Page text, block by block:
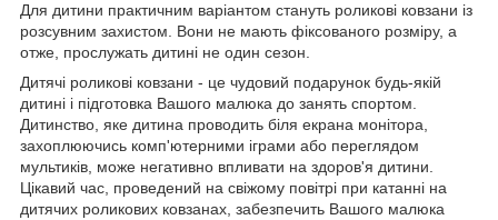
Для дитини практичним варіантом стануть роликові ковзани із
розсувним захистом. Вони не мають фіксованого розміру, а
отже, прослужать дитині не один сезон.
Дитячі роликові ковзани - це чудовий подарунок будь-якій
дитині і підготовка Вашого малюка до занять спортом.
Дитинство, яке дитина проводить біля екрана монітора,
захоплюючись комп'ютерними іграми або переглядом
мультиків, може негативно впливати на здоров'я дитини.
Цікавий час, проведений на свіжому повітрі при катанні на
дитячих роликових ковзанах, забезпечить Вашого малюка